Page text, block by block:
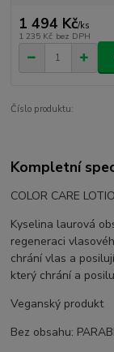
1 494 Kč/ks
1 235 Kč bez DPH
Číslo produktu:
Kompletní
COLOR CARE
Kyselina laurová
regeneraci
chrání vlas a
který chrání a
Veganský produkt
Bez obsahu: